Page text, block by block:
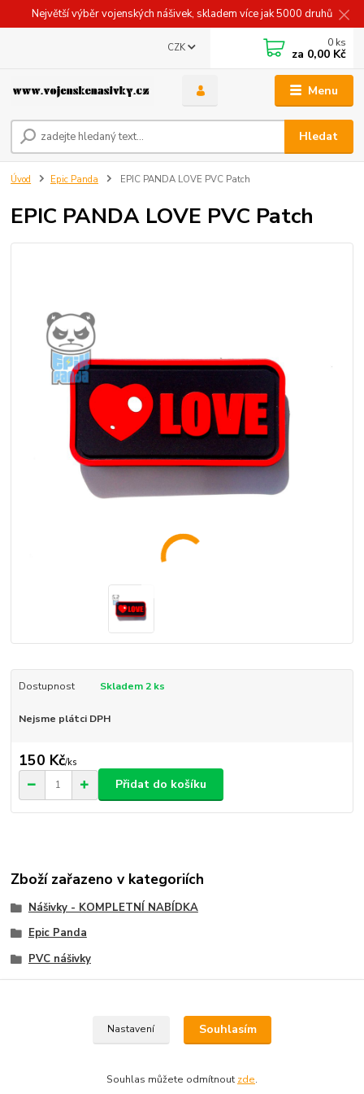
Největší výběr vojenských nášivek, skladem více jak 5000 druhů
Menu
CZK
Hledat
0 ks
za 0,00 Kč
Úvod Epic Panda EPIC PANDA LOVE PVC Patch
EPIC PANDA LOVE PVC Patch
Dostupnost Skladem 2 ks
Nejsme plátci DPH
150 Kč/ks
Přidat do košíku
Zboží zařazeno v kategoriích
Nášivky - KOMPLETNÍ NABÍDKA
Epic Panda
PVC nášivky
Velcro nášivky, Velcro Patch
Nastavení Souhlasím
Souhlas můžete odmítnout zde.